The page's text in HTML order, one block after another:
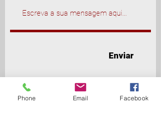
Enviar
Phone Email Facebook